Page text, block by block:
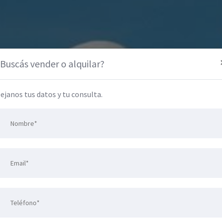
vender o alquilar?
tus datos y tu consulta.